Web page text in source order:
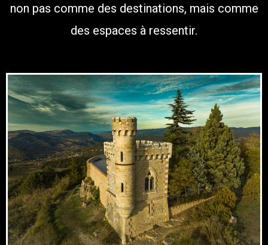
non pas comme des destinations, mais comme
des espaces à ressentir.